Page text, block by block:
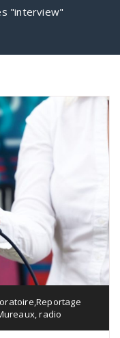
"interview"
,Reportage
,radio